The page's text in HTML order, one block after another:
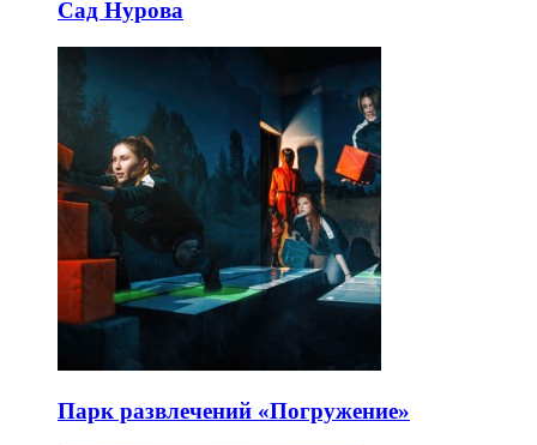
Сад Нурова
Парк развлечений «Погружение»